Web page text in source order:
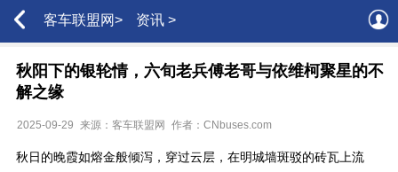
客车联盟网> 资讯 >
秋阳下的银轮情，六旬老兵傅老哥与依维柯聚星的不
解之缘
2025-09-29 来源：客车联盟网 作者：CNbuses.com
秋日的晚霞如熔金般倾泻，穿过云层，在明城墙斑驳的砖瓦上流